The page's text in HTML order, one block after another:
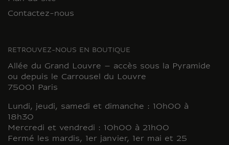
Contactez-nous
RETROUVEZ-NOUS EN BOUTIQUE
Allée du Grand Louvre – accès sous la Pyramide
ou depuis le Carrousel du Louvre
75001 Paris
Lundi, jeudi, samedi et dimanche : 10h00 à
18h30
Mercredi et vendredi : 10h00 à 21h00
Fermé les mardis, 1er janvier, 1er mai et 25